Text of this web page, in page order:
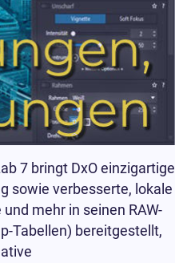
7 bringt DxO einzigartige
sowie verbesserte, lokale
mehr in seinen RAW-
Tabellen) bereitgestellt,